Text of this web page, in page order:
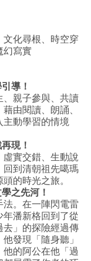
化尋根、時空穿
幻寫實
導！
親子參與、共讀
由閱讀、朗誦、
動學習的情境
現！
實交錯、生動說
到清朝祖先噶瑪
的時光之旅。
之先河！
。在一陣閃電雷
潘新格回到了從
」的探險經過傳
發現「隨身聽」
的阿公在他「過